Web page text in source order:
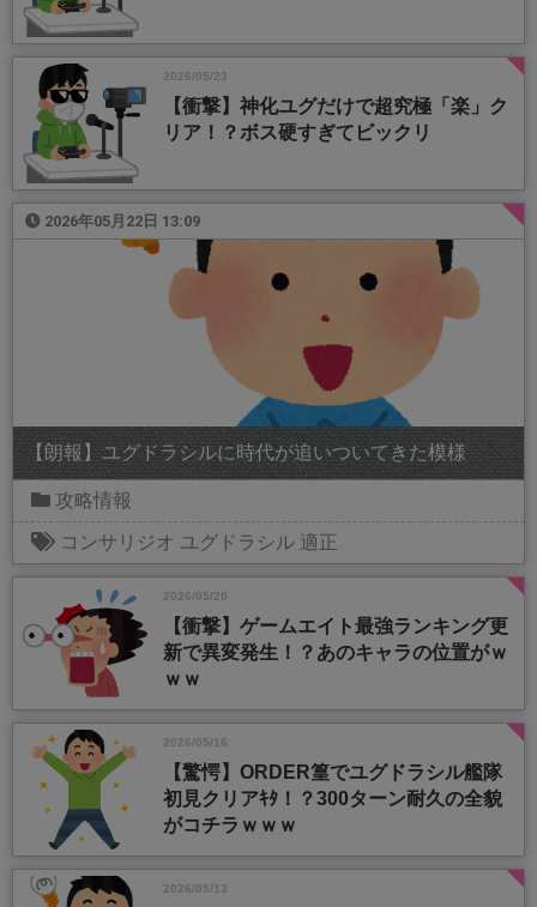
2026/05/23
【衝撃】神化ユグだけで超究極「楽」ク
リア！？ボス硬すぎてビックリ
2026年05月22日 13:09
【朗報】ユグドラシルに時代が追いついてきた模様
攻略情報
コンサリジオ ユグドラシル 適正
2026/05/20
【衝撃】ゲームエイト最強ランキング更
新で異変発生！？あのキャラの位置がｗ
ｗｗ
2026/05/16
【驚愕】ORDER篁でユグドラシル艦隊
初見クリアｷﾀ！？300ターン耐久の全貌
がコチラｗｗｗ
2026/05/13